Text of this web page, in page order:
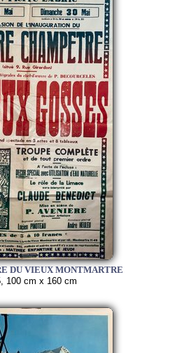
DU VIEUX MONTMARTRE
100 cm x 160 cm